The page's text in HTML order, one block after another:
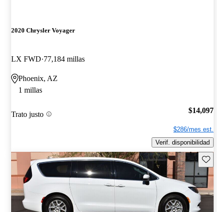
2020 Chrysler Voyager
LX FWD 77,184 millas
Phoenix, AZ
1 millas
Trato justo $14,097
$286/mes est.
Verif. disponibilidad